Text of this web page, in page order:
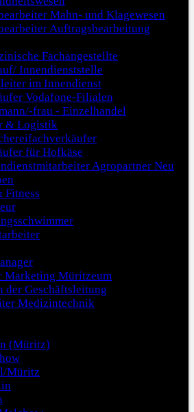
Mahn- und Klagewesen
Auftragsbearbeitung
Fachangestellte
Innendienststelle
im Innendienst
Vodafone-Filialen
frau - Einzelhandel
& Logistik
für Hofkäse
Agropartner Neu
Fitness
Marketing Müritzeum
der Geschäftsleitung
Medizintechnik
(Müritz)
Müritz